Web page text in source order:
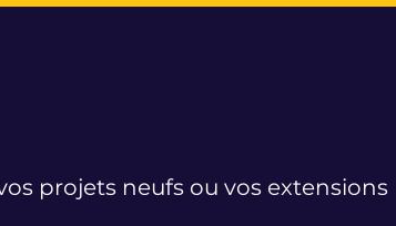
projets neufs ou vos extensions